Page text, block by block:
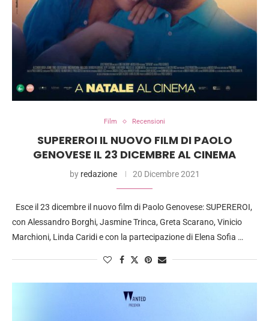
Film Recensioni
SUPEREROI IL NUOVO FILM DI PAOLO
GENOVESE IL 23 DICEMBRE AL CINEMA
by redazione 20 Dicembre 2021
Esce il 23 dicembre il nuovo film di Paolo Genovese: SUPEREROI,
con Alessandro Borghi, Jasmine Trinca, Greta Scarano, Vinicio
Marchioni, Linda Caridi e con la partecipazione di Elena Sofia …